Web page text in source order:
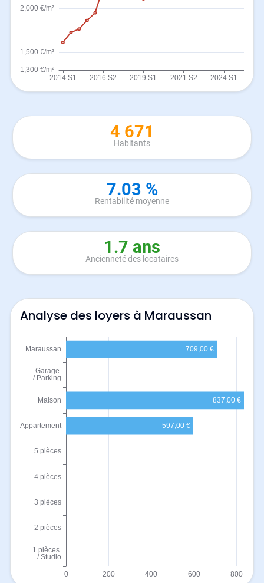
4 671
Habitants
7.03 %
Rentabilité moyenne
1.7 ans
Ancienneté des locataires
Analyse des loyers à Maraussan